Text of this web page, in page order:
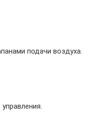
подачи воздуха.